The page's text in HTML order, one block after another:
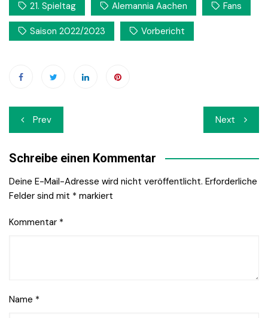
21. Spieltag Alemannia Aachen Fans
Saison 2022/2023 Vorbericht
Beitrags-
Navigation
Prev Next
Schreibe einen Kommentar
Deine E-Mail-Adresse wird nicht veröffentlicht. Erforderliche
Felder sind mit * markiert
Kommentar *
Name *